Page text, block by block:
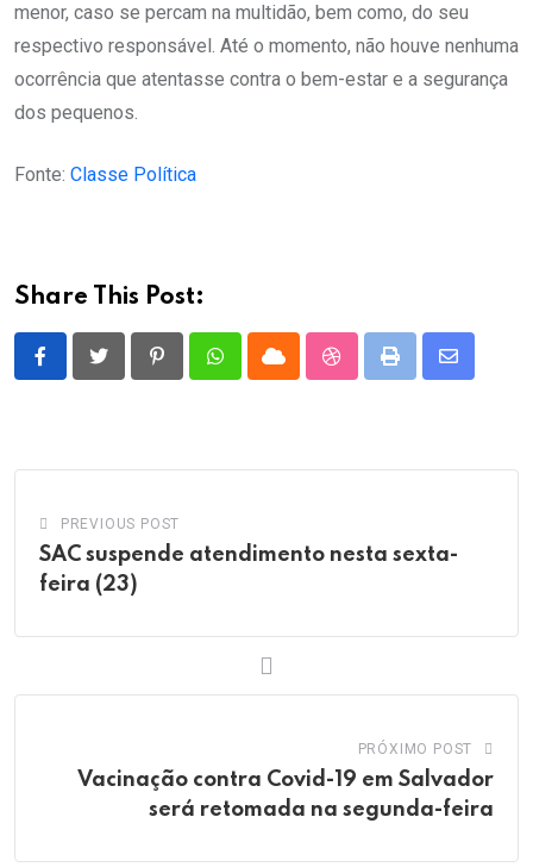
menor, caso se percam na multidão, bem como, do seu
respectivo responsável. Até o momento, não houve nenhuma
ocorrência que atentasse contra o bem-estar e a segurança
dos pequenos.
Fonte: Classe Política
Share This Post:
PinterestWhatsappCloud StumbleUpon
Print
Share
PREVIOUS POST
SAC suspende atendimento nesta sexta-
feira (23)
PRÓXIMO POST
Vacinação contra Covid-19 em Salvador
será retomada na segunda-feira